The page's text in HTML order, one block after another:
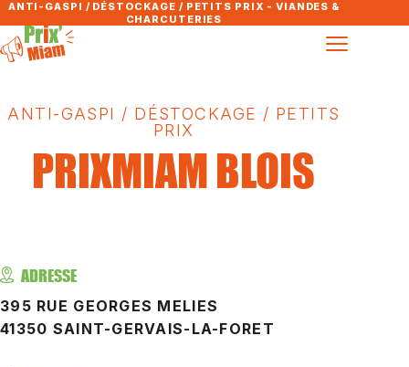
ANTI-GASPI / DÉSTOCKAGE / PETITS PRIX - VIANDES &
CHARCUTERIES
ANTI-GASPI / DÉSTOCKAGE / PETITS
PRIX
PRIXMIAM BLOIS
ADRESSE
395 RUE GEORGES MELIES
41350 SAINT-GERVAIS-LA-FORET